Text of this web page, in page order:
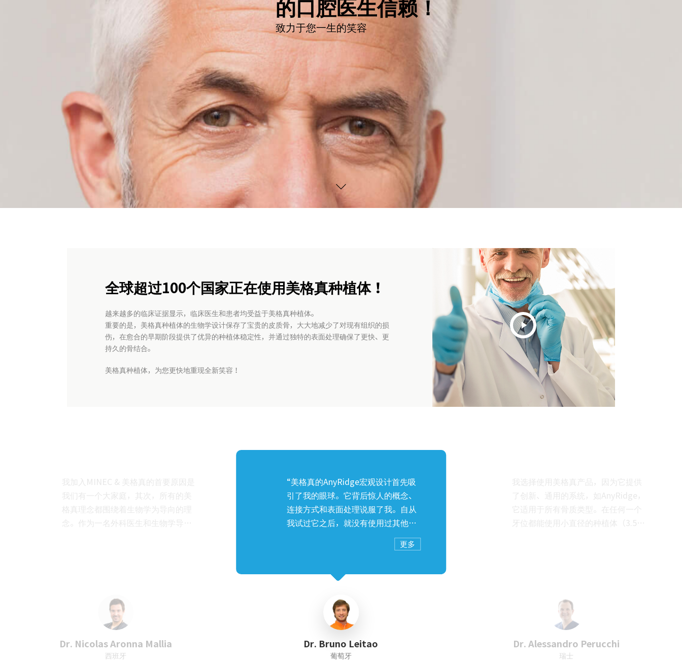
按Enter键进行搜索或按ESC键关闭
的口腔医生信赖！
致力于您一生的笑容
全球超过100个国家正在使用美格真种植体！
越来越多的临床证据显示，临床医生和患者均受益于美格真种植体。
重要的是，美格真种植体的生物学设计保存了宝贵的皮质骨，大大地减少了对现有组织的损
伤，在愈合的早期阶段提供了优异的种植体稳定性，并通过独特的表面处理确保了更快、更
持久的骨结合。
美格真种植体，为您更快地重现全新笑容！
“美格真的AnyRidge宏观设计首先吸
引了我的眼球。它背后惊人的概念、
连接方式和表面处理说服了我。自从
我试过它之后，就没有使用过其他品
牌的产品(我已经使用其他大品牌的产
植体使用相同的连接(减少所需的库
从长远来看，骨水平的稳定性和软组
织的反应是极佳的，只要达到了ISQ
和扭矩水平，使得即刻种植和负重可
更多
Dr. Bruno Leitao
葡萄牙
我选择使用美格真产品，因为它提供
了创新、通用的系统，如AnyRidge，
它适用于所有骨质类型。在任何一个
牙位都能使用小直径的种植体（3.5毫
获得良好的初期稳定性。此外，我最
喜欢美格真的地方是管理者和职员们
在大会和会议期间所创造的温馨、熟
悉的环境。
Dr. Alessandro Perucchi
瑞士
我加入MINEC & 美格真的首要原因是
我们有一个大家庭，其次，所有的美
格真理念都围绕着生物学为导向的理
念。作为一名外科医生和生物学导向
Dr. Nicolas Aronna Mallia
西班牙